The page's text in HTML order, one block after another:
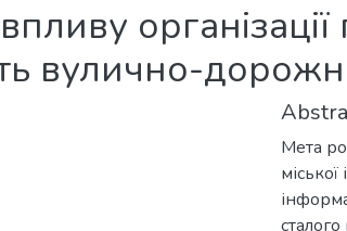
вулично-
Мета